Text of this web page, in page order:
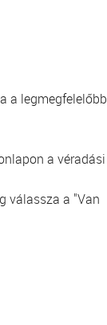
a legmegfelelőbb
a véradási
válassza a "Van